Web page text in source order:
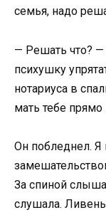
семья, надо
— Решать что?
психушку
нотариуса в
мать тебе прямо
Он побледнел. Я
За спиной
слушала.